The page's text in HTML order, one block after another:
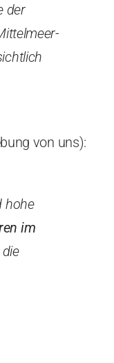
der
von uns):
hohe
im